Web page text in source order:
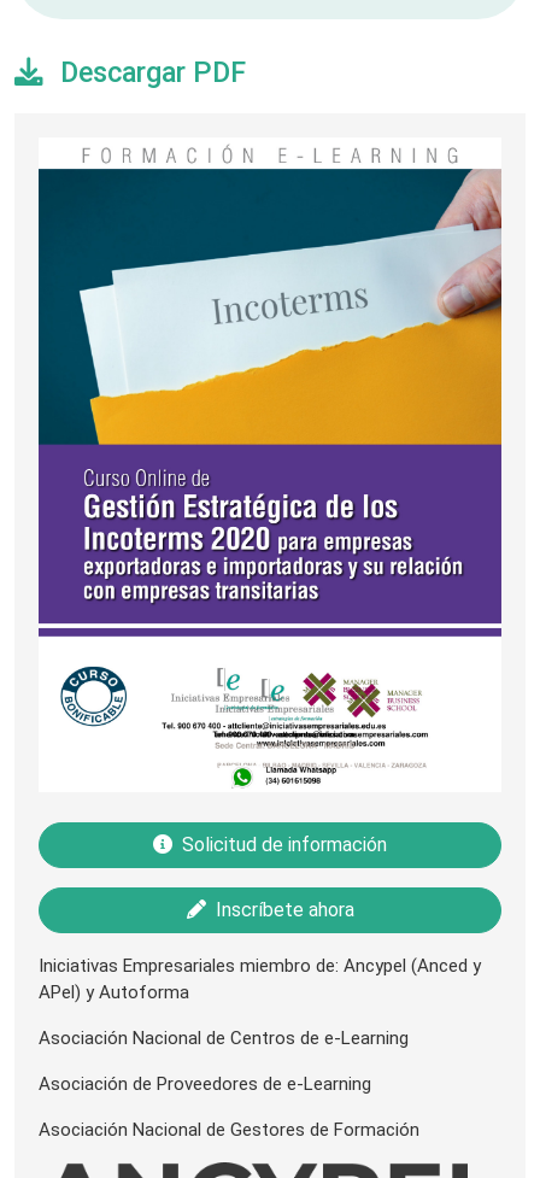
Descargar PDF
Solicitud de información
Inscríbete ahora
Iniciativas Empresariales miembro de: Ancypel (Anced y
APel) y Autoforma
Asociación Nacional de Centros de e-Learning
Asociación de Proveedores de e-Learning
Asociación Nacional de Gestores de Formación